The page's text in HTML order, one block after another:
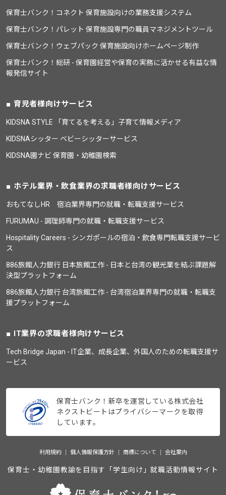
保育士バンク！コネクト 保育施設向けの業務支援システム
保育士バンク！パレット 保育施設専門の職員マネジメントツール
保育士バンク！ウェブパック 保育施設向けホームページ制作
保育士バンク！総研 - 保育園経営や保育の実務に活かせる有益な情
報発信サイト
育児者様向けサービス
KIDSNA STYLE 「育てるを考える」子育て情報メディア
KIDSNAシッター ベビーシッターサービス
KIDSNA園ナビ 保育園・幼稚園検索
ホテル業界・飲食業界の求職者様向けサービス
おもてなしHR 宿泊業界専門の就職・転職支援サービス
FURUMAU - 調理師専門の就職・転職支援サービス
Hospitality Careers - シンガポールの宿泊・飲食専門転職支援サービ
ス
886旅館人力銀行 日本旅館工作 - 日本と台湾の観光業を結ぶ課題解
決型プラットフォーム
886旅館人力銀行 台湾旅館工作 - 台湾宿泊業界専門の就職・転職支
援プラットフォーム
IT業界の求職者様向けサービス
Tech Bridge Japan - IT企業、成長企業、外国人のための転職支援サ
ービス
保育士バンク！新卒を運営している株式会社
ネクストビートはプライバシーマークを取得
しています。
利用規約 個人情報保護方針 商標について 会社案内
保育士・幼稚園教諭を目指す「学生向け」就職活動情報サイト